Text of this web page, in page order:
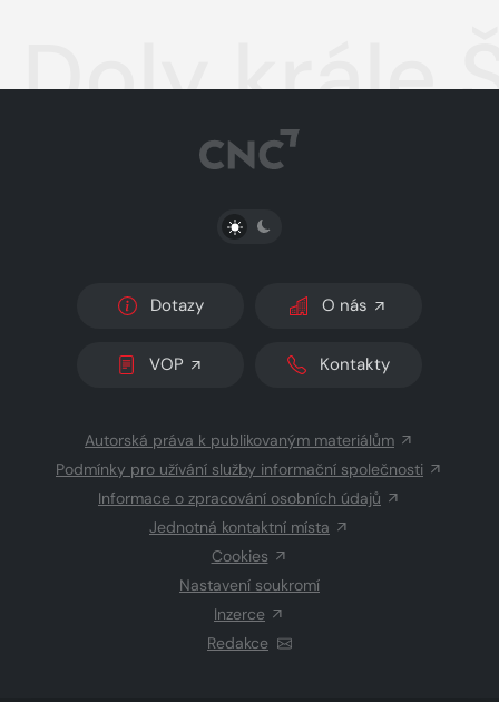
Doly krále
PŘEPNOUT SVĚTLÝ/TMAVÝ REŽIM
Dotazy O nás
VOP Kontakty
Autorská práva k publikovaným materiálům
Podmínky pro užívání služby informační společnosti
Informace o zpracování osobních údajů
Jednotná kontaktní místa
Cookies
Nastavení soukromí
Inzerce
Redakce